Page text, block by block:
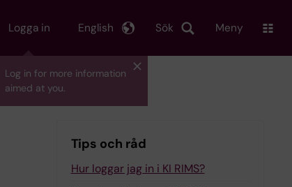
Logga in
Log in for more information
aimed at you.
Sök
English Meny
Tips och råd
Hur loggar jag in i KI RIMS?